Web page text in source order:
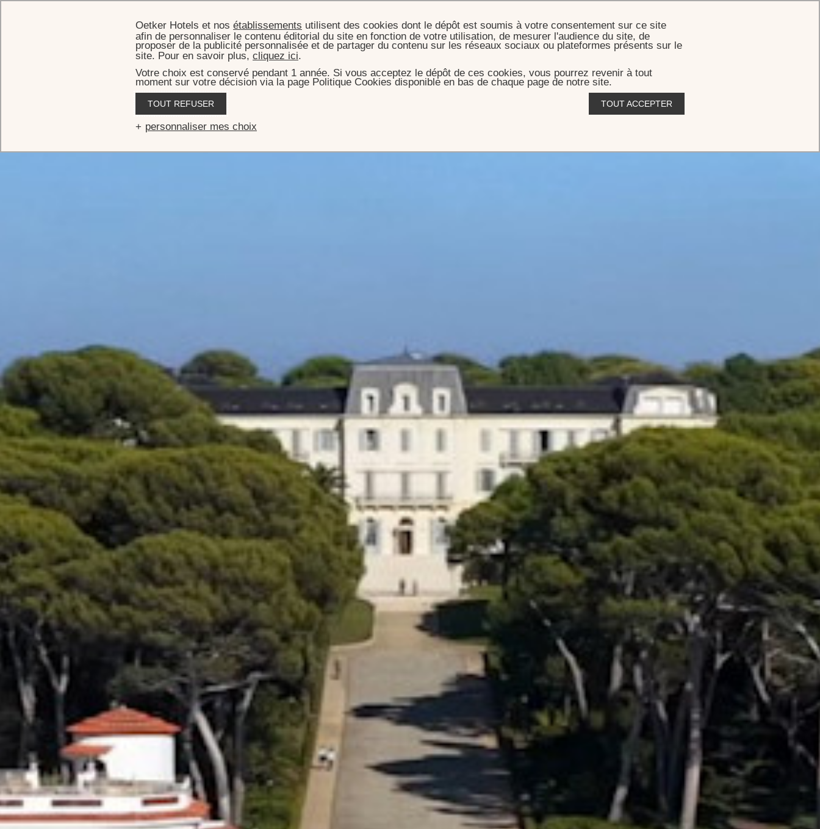
Oetker Hotels et nos établissements utilisent des cookies dont le dépôt est soumis à votre consentement sur ce site
afin de personnaliser le contenu éditorial du site en fonction de votre utilisation, de mesurer l'audience du site, de
proposer de la publicité personnalisée et de partager du contenu sur les réseaux sociaux ou plateformes présents sur le
site. Pour en savoir plus, cliquez ici.
Votre choix est conservé pendant 1 année. Si vous acceptez le dépôt de ces cookies, vous pourrez revenir à tout
moment sur votre décision via la page Politique Cookies disponible en bas de chaque page de notre site.
TOUT REFUSER TOUT ACCEPTER
personnaliser mes choix